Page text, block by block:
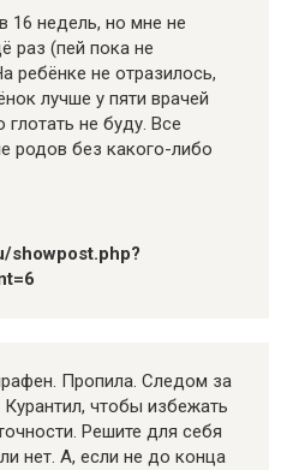
16 недель, но мне не
раз (пей пока не
ребёнке не отразилось,
лучше у пяти врачей
не буду. Все
родов без какого-либо
showpost.php?
Пропила. Следом за
чтобы избежать
Решите для себя
нет. А, если не до конца